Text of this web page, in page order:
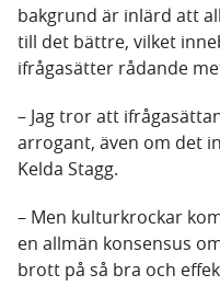
bakgrund är inlärd att
till det bättre, vilket
ifrågasätter rådande
– Jag tror att
arrogant, även om det
Kelda Stagg.
– Men kulturkrockar
en allmän konsensus
brott på så bra och